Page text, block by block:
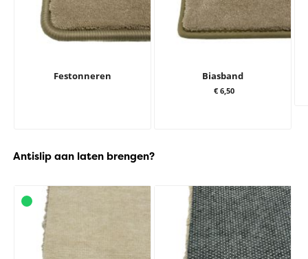
Festonneren Biasband
€ 6,50
Antislip aan laten brengen?